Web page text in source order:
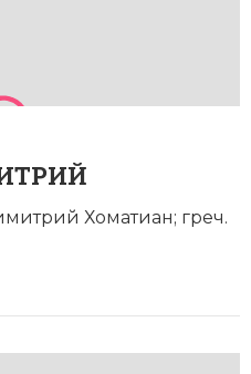
Хоматиан; греч.